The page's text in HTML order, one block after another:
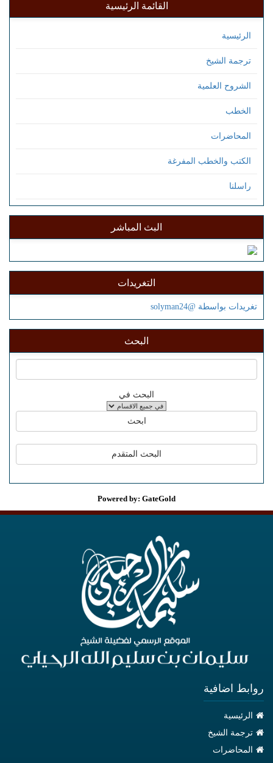
القائمة الرئيسية
الرئيسية
ترجمة الشيخ
الشروح العلمية
الخطب
المحاضرات
الكتب والخطب المفرغة
راسلنا
البث المباشر
التغريدات
تغريدات بواسطة @solyman24
البحث
البحث في
Powered by: GateGold
روابط اضافية
الرئيسية
ترجمة الشيخ
المحاضرات